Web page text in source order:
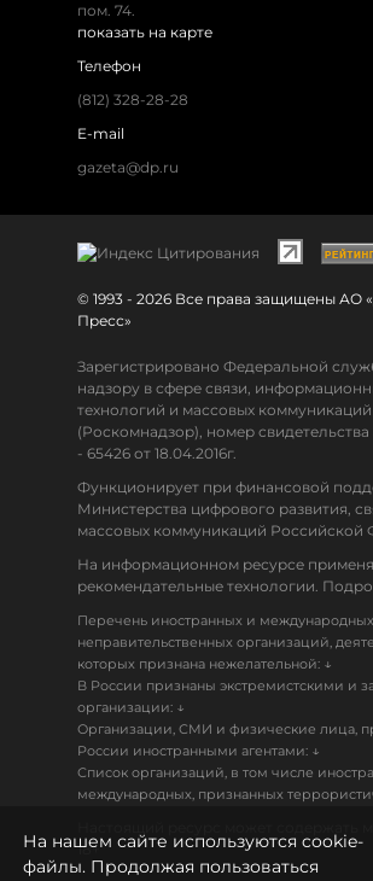
пом. 74.
показать на карте
Телефон
(812) 328-28-28
E-mail
gazeta@dp.ru
© 1993 - 2026 Все права защищены АО
Пресс»
Зарегистрировано Федеральной
надзору в сфере связи,
технологий и массовых коммуникаций
(Роскомнадзор), номер
- 65426 от 18.04.2016г.
Функционирует при финансовой
Министерства цифрового развития,
массовых коммуникаций Российской
На информационном ресурсе
рекомендательные технологии.
Перечень иностранных и международных
неправительственных организаций,
которых признана нежелательной: ↓
В России признаны экстремистскими и
организации: ↓
Организации, СМИ и физические лица,
России иностранными агентами: ↓
Список организаций, в том числе
международных, признанных
18+
На нашем сайте используются cookie-
файлы. Продолжая пользоваться